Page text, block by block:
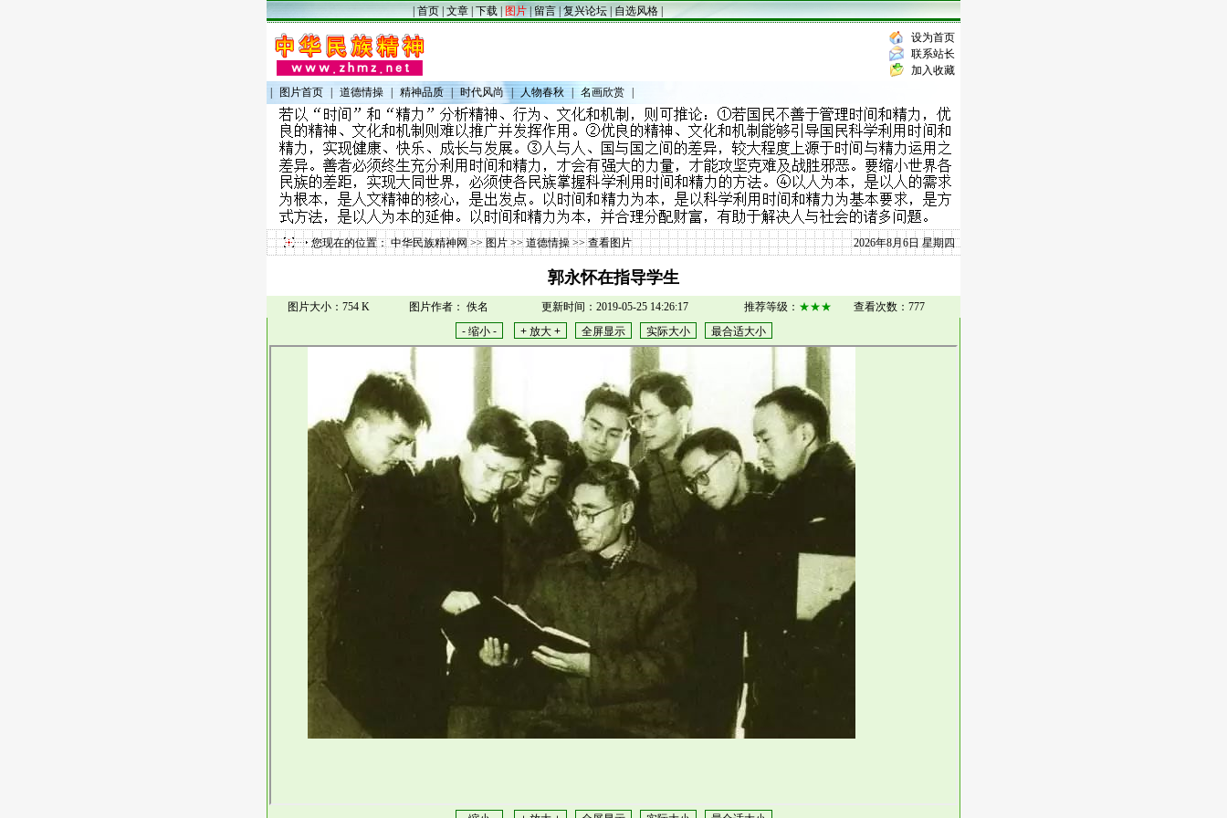
|首页|文章|下载| 图片|留言|复兴论坛 |自选风格
设为首页
联系站长
加入收藏
图片首页 道德情操 精神品质 时代风尚 人物春秋 名画欣赏
您现在的位置：中华民族精神网>>图片>>道德情操>> 查看图片 2026年8月6日 星期四
郭永怀在指导学生
图片大小：754 K 图片作者： 佚名 更新时间：2019-05-25 14:26:17 推荐等级： ★★★ 查看次数：777